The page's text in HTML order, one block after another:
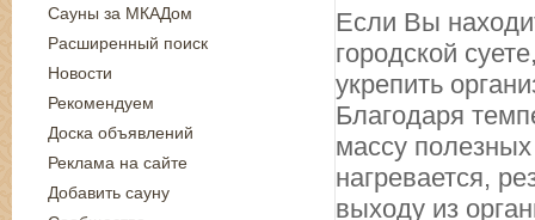
Если Вы
городской
укрепить
Благодаря
массу
нагревается,
выходу из
Сауны за МКАДом
Расширенный поиск
Новости
Рекомендуем
Доска объявлений
Реклама на сайте
Добавить сауну